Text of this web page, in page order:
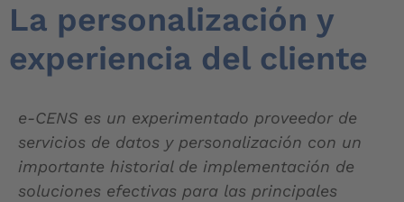
La personalización y
experiencia del cliente
e-CENS es un experimentado proveedor de
servicios de datos y personalización con un
importante historial de implementación de
soluciones efectivas para las principales